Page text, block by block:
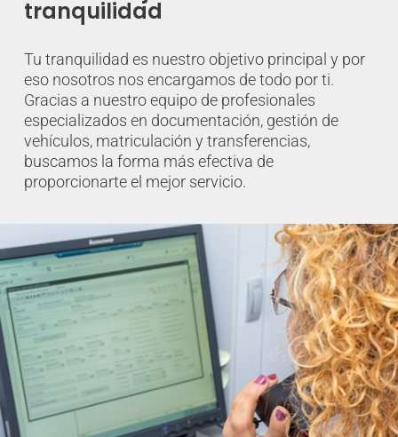
tranquilidad
Tu tranquilidad es nuestro objetivo principal y por
eso nosotros nos encargamos de todo por ti.
Gracias a nuestro equipo de profesionales
especializados en documentación, gestión de
vehículos, matriculación y transferencias,
buscamos la forma más efectiva de
proporcionarte el mejor servicio.